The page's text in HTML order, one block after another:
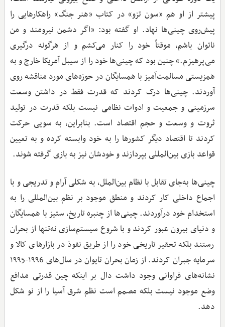
پیشتر از او هم «سون تزو» در کتاب «هنر جنگ» راهکارهایی را
پیش‌روی چینی‌ها نهاد. او گفته بود: «اگر دشمن نیرومند و من
ناتوان باشم، موقتاً خود را کنار می‌کشم و از هرگونه درگیری
می‌پرهیزم.» چنین بود که چینی‌ها خود را از سیبل آمریکا خارج و به
همزیستی مسالمت‌آمیز با همسایگان در حوزه‌های مورد مناقشه روی
آوردند. چینی‌ها درک کردند که قدرت فقط در داشتن وسعت
سرزمینی و جمعیت و ادوات نظامی نیست بلکه قدرت در تولید
ثروت و وسعت و حجم اقتصاد است. بنابراین، به سویی حرکت
کردند تا اقتصاد دیگر کشورها را به خود وابسته کرده و به تعیین
قواعد بازی بین‌المللی بپردازند و خودشان نیز به بازی گرفته شوند.
چینی‌ها به‌جای تقابل با نظام بین‌الملل، به شکلی آرام و تدریجی و با
اجماع داخلی کار کردند و منطق موجود بر نظم بین‌المللی را به
استخدام خود درآوردند. چینی‌ها از چنبره تاریخ، ستیز با همسایگان
و دنیای بیرون عبور کردند و با شروع سیستم‌سازی نه‌تنها از بحران
رستند بلکه تحقیر تاریخی خود را از طریق نفوذ در بازارهای کالا و
سرمایه جبران کردند. از زمان بحران تایوان در سال‌های ۱۹۹6-۱۹۹5
نشانه‌های فراوانی وجود داشت دال بر اینکه چین قدرتی مدافع
وضع موجود نیست بلکه مصمم است نظم شرق آسیا را از نو شکل
دهد.